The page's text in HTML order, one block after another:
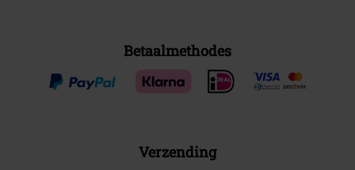
Betaalmethodes
Verzending